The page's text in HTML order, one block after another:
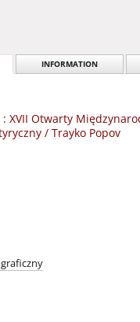
INFORMATION
XVII Otwarty
/ Trayko Popov